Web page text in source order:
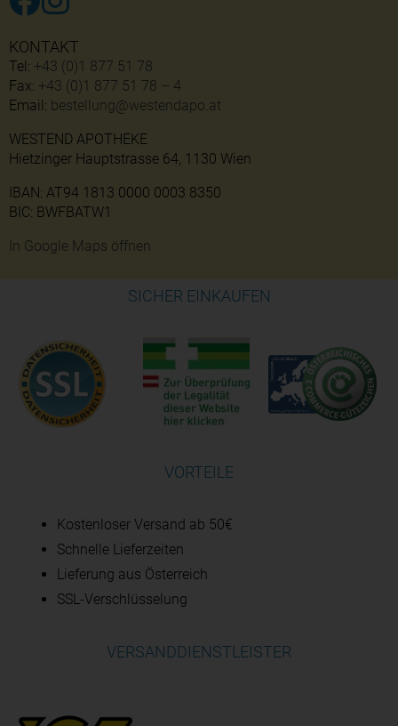
KONTAKT
Tel: +43 (0)1 877 51 78
Fax: +43 (0)1 877 51 78 – 4
Email: bestellung@westendapo.at
WESTEND APOTHEKE
Hietzinger Hauptstrasse 64, 1130 Wien
IBAN: AT94 1813 0000 0003 8350
BIC: BWFBATW1
In Google Maps öffnen
SICHER EINKAUFEN
VORTEILE
Kostenloser Versand ab 50€
Schnelle Lieferzeiten
Lieferung aus Österreich
SSL-Verschlüsselung
VERSANDDIENSTLEISTER